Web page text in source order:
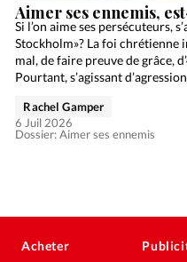
Aimer ses ennemis,
Si l’on aime ses persécuteurs,
Stockholm»? La foi chrétienne
mal, de faire preuve de grâce,
Pourtant, s’agissant
Dossier: Aimer ses ennemis
Rachel Gamper
6 Juil 2026
Acheter